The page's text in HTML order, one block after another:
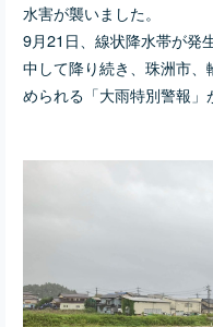
水害が襲いました。
9月21日、線状降水帯が発
中して降り続き、珠洲市
められる「大雨特別警報」